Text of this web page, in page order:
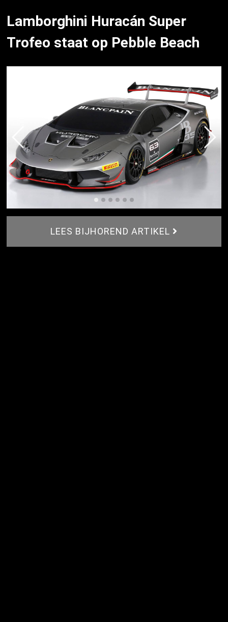
Lamborghini Huracán Super
Trofeo staat op Pebble Beach
LEES BIJHOREND ARTIKEL